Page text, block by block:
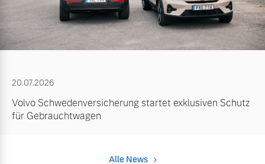
20.07.2026
Volvo Schwedenversicherung startet exklusiven Schutz
für Gebrauchtwagen
Alle News